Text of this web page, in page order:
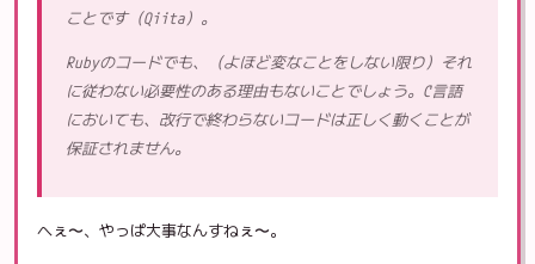
ことです（Qiita）。
Rubyのコードでも、（よほど変なことをしない限り）それ
に従わない必要性のある理由もないことでしょう。C言語
においても、改行で終わらないコードは正しく動くことが
保証されません。
へぇ〜、やっぱ大事なんすねぇ〜。